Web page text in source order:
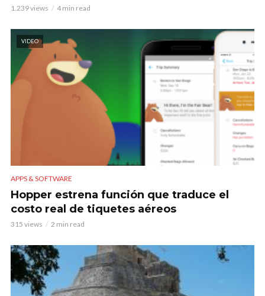
1.239 views 4 min read
VIDEO
APPS & SOFTWARE
Hopper estrena función que traduce el
costo real de tiquetes aéreos
315 views 2 min read